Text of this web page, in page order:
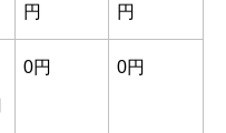
円 円
0円 0円